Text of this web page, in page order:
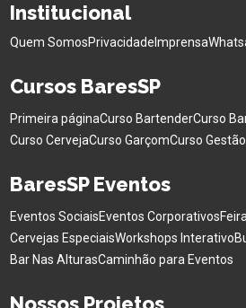
Institucional
Quem SomosPrivacidade Imprensa
Cursos BaresSP
Primeira páginaCurso BartenderCurso
Curso CervejaCurso GarçomCurso Gestão
BaresSP Eventos
Eventos SociaisEventos Corporativos
Cervejas EspeciaisWorkshops Interativo
Bar Nas AlturasCaminhão para Eventos